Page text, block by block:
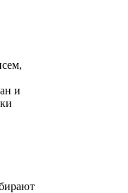
и